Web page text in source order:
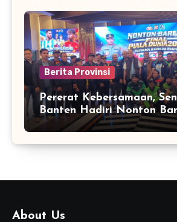
Berita Provinsi
Pererat Kebersamaan,
Banten Hadiri Nonton
Kapolda Final Piala
About Us